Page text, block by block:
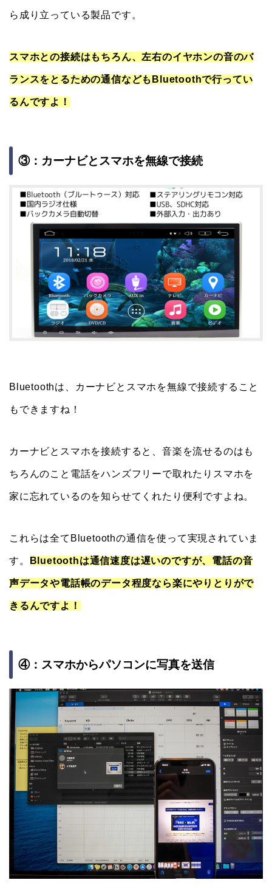
ら成り立っている製品です。
スマホとの接続はもちろん、左右のイヤホンの音のバ
ランスをとるための通信などもBluetoothで行ってい
るんですよ！
③：カーナビとスマホを無線で接続
Bluetoothは、カーナビとスマホを無線で接続すること
もできますね！
カーナビとスマホを接続すると、音楽を流せるのはも
ちろんのこと電話をハンズフリーで取れたりスマホを
家に忘れているのを知らせてくれたり便利ですよね。
これらは全てBluetoothの通信を使って実現されていま
す。 Bluetoothは通信速度は遅いのですが、電話の音
声データや電話帳のデータ程度なら楽にやりとりがで
きるんですよ！
④：スマホからパソコンに写真を送信